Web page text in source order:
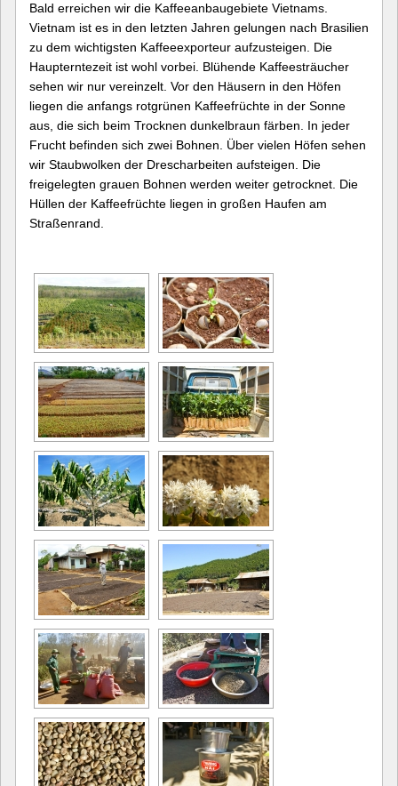
Bald erreichen wir die Kaffeeanbaugebiete Vietnams.
Vietnam ist es in den letzten Jahren gelungen nach Brasilien
zu dem wichtigsten Kaffeeexporteur aufzusteigen. Die
Haupterntezeit ist wohl vorbei. Blühende Kaffeesträucher
sehen wir nur vereinzelt. Vor den Häusern in den Höfen
liegen die anfangs rotgrünen Kaffeefrüchte in der Sonne
aus, die sich beim Trocknen dunkelbraun färben. In jeder
Frucht befinden sich zwei Bohnen. Über vielen Höfen sehen
wir Staubwolken der Drescharbeiten aufsteigen. Die
freigelegten grauen Bohnen werden weiter getrocknet. Die
Hüllen der Kaffeefrüchte liegen in großen Haufen am
Straßenrand.